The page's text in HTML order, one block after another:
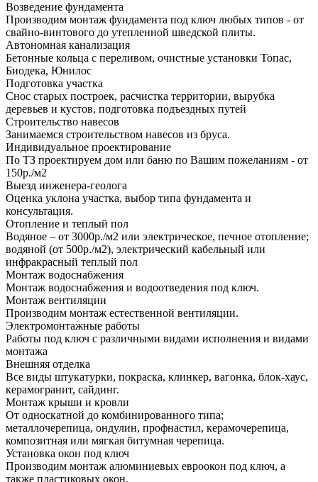
Возведение фундамента
Производим монтаж фундамента под ключ любых типов - от
свайно-винтового до утепленной шведской плиты.
Автономная канализация
Бетонные кольца с переливом, очистные установки Топас,
Биодека, Юнилос
Подготовка участка
Снос старых построек, расчистка территории, вырубка
деревьев и кустов, подготовка подъездных путей
Строительство навесов
Занимаемся строительством навесов из бруса.
Индивидуальное проектирование
По ТЗ проектируем дом или баню по Вашим пожеланиям - от
150р./м2
Выезд инженера-геолога
Оценка уклона участка, выбор типа фундамента и
консультация.
Отопление и теплый пол
Водяное – от 3000р./м2 или электрическое, печное отопление;
водяной (от 500р./м2), электрический кабельный или
инфракрасный теплый пол
Монтаж водоснабжения
Монтаж водоснабжения и водоотведения под ключ.
Монтаж вентиляции
Производим монтаж естественной вентиляции.
Электромонтажные работы
Работы под ключ с различными видами исполнения и видами
монтажа
Внешняя отделка
Все виды штукатурки, покраска, клинкер, вагонка, блок-хаус,
керамогранит, сайдинг.
Монтаж крыши и кровли
От односкатной до комбинированного типа;
металлочерепица, ондулин, профнастил, керамочерепица,
композитная или мягкая битумная черепица.
Установка окон под ключ
Производим монтаж алюминиевых евроокон под ключ, а
также пластиковых окон.